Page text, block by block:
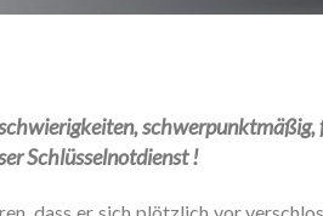
schwerpunktmäßig,
Schlüsselnotdienst !